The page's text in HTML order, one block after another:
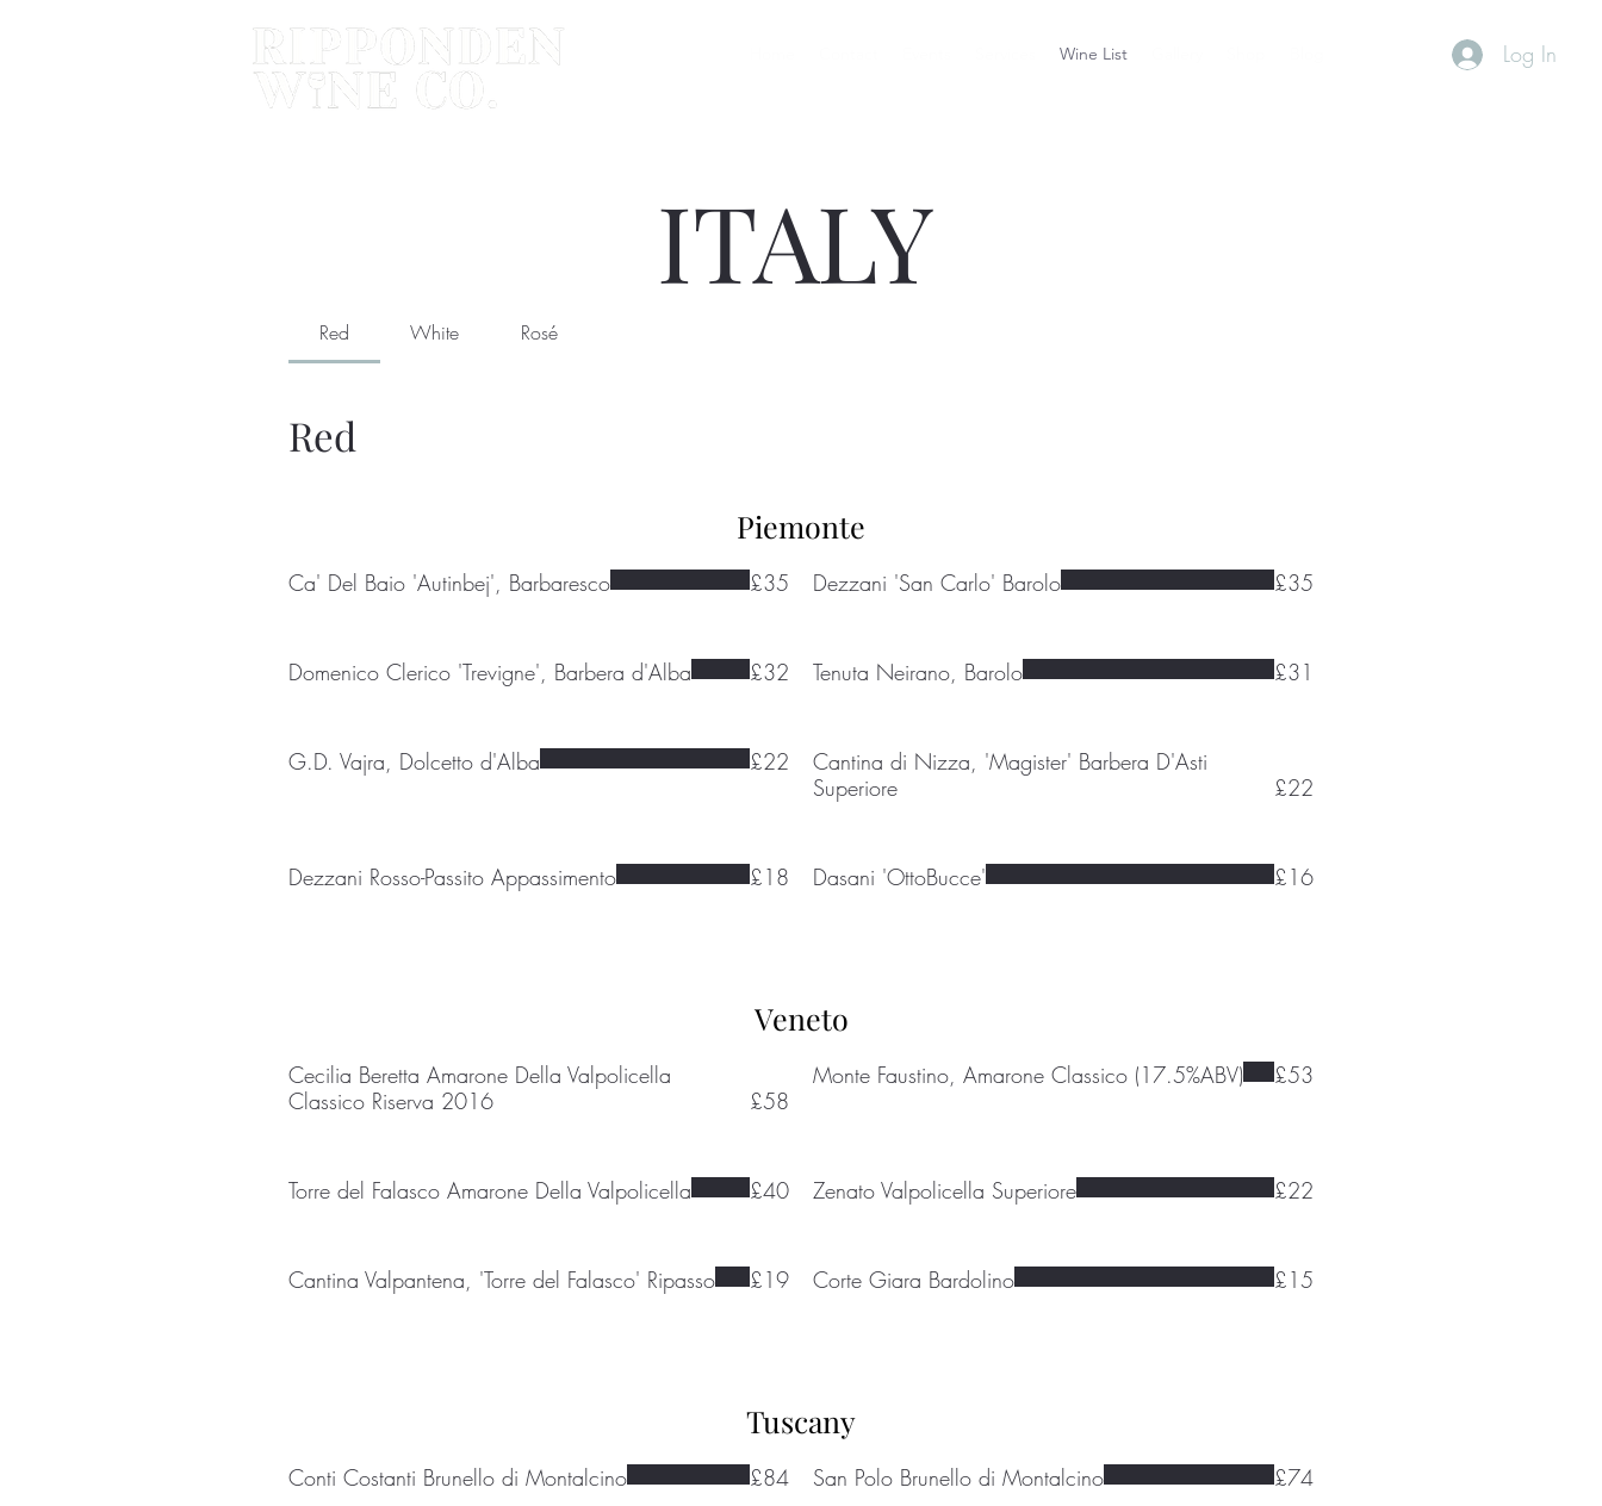
Wine List Log In
Red White Rosé
Red
Piemonte
Ca' Del Baio 'Autinbej', Barbaresco £35 Dezzani 'San Carlo' Barolo £35
Domenico Clerico 'Trevigne', Barbera d'Alba £32 Tenuta Neirano, Barolo £31
G.D. Vajra, Dolcetto d'Alba £22
Cantina di Nizza, 'Magister' Barbera D'Asti
Superiore
£22
Dezzani Rosso-Passito Appassimento £18 Dasani 'OttoBucce' £16
Veneto
Cecilia Beretta Amarone Della Valpolicella
Classico Riserva 2016
£58
Monte Faustino, Amarone Classico (17.5%ABV) £53
Torre del Falasco Amarone Della Valpolicella £40 Zenato Valpolicella Superiore £22
Cantina Valpantena, 'Torre del Falasco' Ripasso £19 Corte Giara Bardolino £15
Tuscany
Conti Costanti Brunello di Montalcino £84 San Polo Brunello di Montalcino £74
ITALY